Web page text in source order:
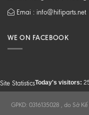
Emai : info@hifiparts.net
WE ON FACEBOOK
Site StatisticsToday's visitors:
GPKD: 0316135028 , do Sở